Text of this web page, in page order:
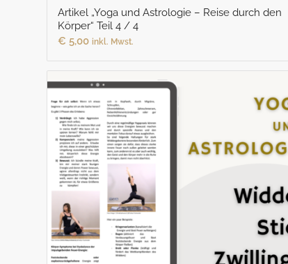
Artikel „Yoga und Astrologie – Reise durch den
Körper“ Teil 4 / 4
€ 5,00 inkl. Mwst.